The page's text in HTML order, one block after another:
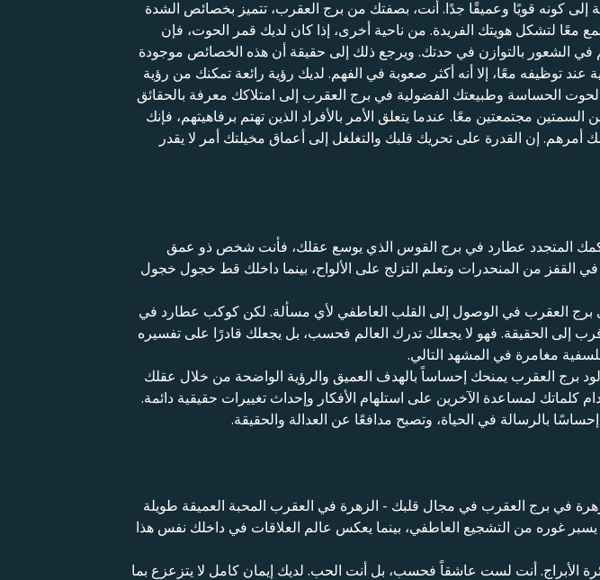
إلى كونه قويًا وعميقًا جدًا. أنت، بصفتك من برج العقرب، تتميز بخصائص الشدة
معًا لتشكل هويتك الفريدة. من ناحية أخرى، إذا كان لديك قمر الحوت، فإن
في الشعور بالتوازن في حدتك. ويرجع ذلك إلى حقيقة أن هذه الخصائص موجودة
توظيفه معًا، إلا أنه أكثر صعوبة في الفهم. لديك رؤية رائعة تمكنك من رؤية
الحساسة وطبيعتك الفضولية في برج العقرب إلى امتلاكك معرفة بالحقائق
مجتمعتين معًا. عندما يتعلق الأمر بالأفراد الذين تهتم برفاهيتهم، فإنك
إن القدرة على تحريك قلبك والتغلغل إلى أعماق مخيلتك أمر لا يقدر
المتجدد عطارد في برج القوس الذي يوسع عقلك، فأنت شخص ذو عمق
من المنحدرات وتعلم التزلج على الألواح، بينما داخلك قط خجول خجول
برج العقرب في الوصول إلى القلب العاطفي لأي مسألة. لكن كوكب عطارد في
الحقيقة. فهو لا يجعلك تدرك العالم فحسب، بل يجعلك قادرًا على تفسيره
مغامرة في المشهد التالي.
برج العقرب يمنحك إحساساً بالهدف العميق والرؤية الواضحة من خلال عقلك
لمساعدة الآخرين على استلهام الأفكار وإحداث تغييرات حقيقية دائمة.
بالرسالة في الحياة، وتصبح مدافعًا عن العدالة والحقيقة.
في برج العقرب في مجال قلبك - الزهرة في العقرب المحبة العميقة طويلة
يسبر غوره من التشجيع العاطفي، بينما يعكس عالم العلاقات في داخلك نفس هذا
الأبراج. أنت لست عاشقاً فحسب، بل أنت الحب. لديك إيمان كامل لا يتزعزع بما